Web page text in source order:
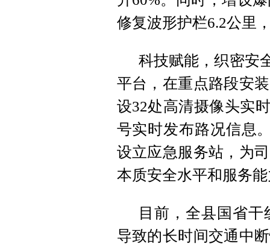
修复波形护栏6.2公里
科技赋能，织密安
平台，在重点路段安
设32处高清摄像头实
号实时发布路况信息
设立应急服务站，为
本质安全水平和服务
目前，全县国省
导致的长时间交通中